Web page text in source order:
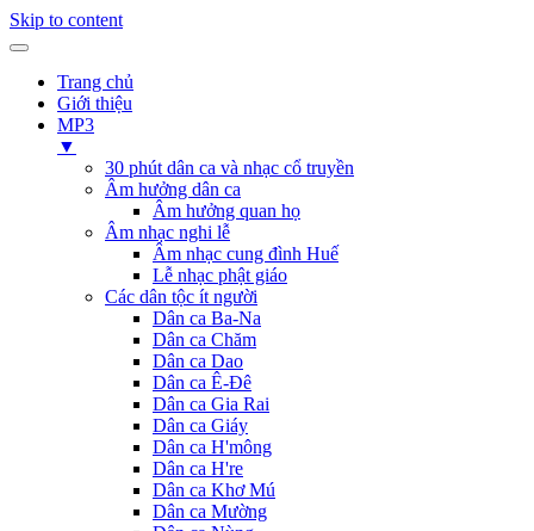
Skip to content
Trang chủ
Giới thiệu
MP3
▼
30 phút dân ca và nhạc cổ truyền
Âm hưởng dân ca
Âm hưởng quan họ
Âm nhạc nghi lễ
Âm nhạc cung đình Huế
Lễ nhạc phật giáo
Các dân tộc ít người
Dân ca Ba-Na
Dân ca Chăm
Dân ca Dao
Dân ca Ê-Đê
Dân ca Gia Rai
Dân ca Giáy
Dân ca H'mông
Dân ca H're
Dân ca Khơ Mú
Dân ca Mường